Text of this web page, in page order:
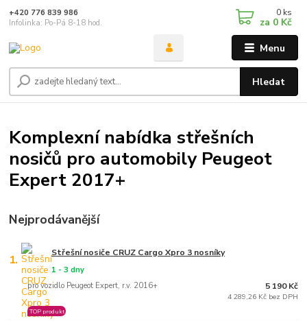
Menu
Hledat
+420 776 839 986
Infolinka: Po-Pá 8-18 hod.
0 ks
za 0 Kč
Komplexní nabídka střešních
nosičů pro automobily Peugeot
Expert 2017+
Nejprodávanější
1. Střešní nosiče CRUZ Cargo Xpro 3 nosníky
pro vozidlo Peugeot Expert, r.v. 2016+
1 - 3 dny
TOP produkt
5 190 Kč
4 289,26 Kč bez DPH